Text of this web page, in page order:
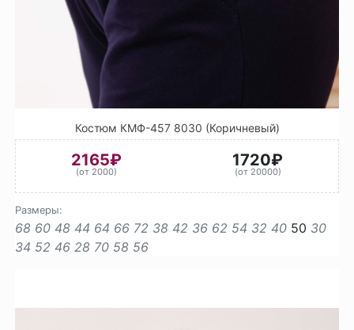
Костюм КМФ-457 8030 (Коричневый)
2165₽
(от 2000)
1720₽
(от 20000)
Размеры:
68 60 48 44 64 66 72 38 42 36 62 54 32 40 50 30
34 52 46 28 70 58 56